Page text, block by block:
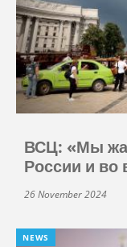
ВСЦ: «Мы
России и во
26 November 2024
NEWS